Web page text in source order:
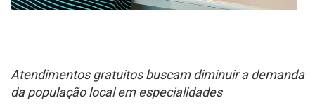
Atendimentos gratuitos buscam diminuir a demanda
da população local em especialidades